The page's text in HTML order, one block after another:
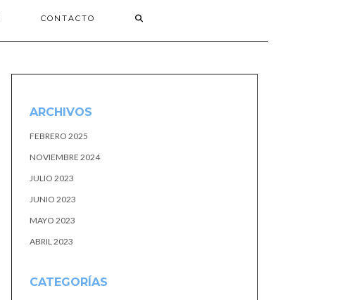
CONTACTO
ARCHIVOS
FEBRERO 2025
NOVIEMBRE 2024
JULIO 2023
JUNIO 2023
MAYO 2023
ABRIL 2023
CATEGORÍAS